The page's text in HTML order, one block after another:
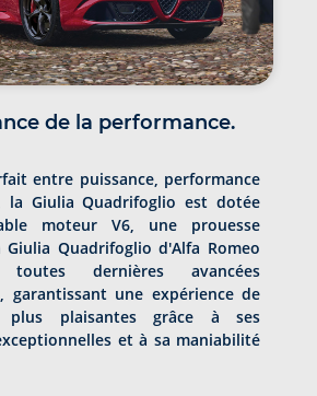
de la performance.
entre puissance, performance
la Giulia Quadrifoglio est dotée
moteur V6, une prouesse
Giulia Quadrifoglio d'Alfa Romeo
dernières avancées
garantissant une expérience de
plus plaisantes grâce à ses
et à sa maniabilité